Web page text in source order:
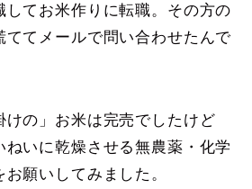
してお米作りに転職。その方の
ててメールで問い合わせたんで
の」お米は完売でしたけど
ねいに乾燥させる無農薬・化学
願いしてみました。